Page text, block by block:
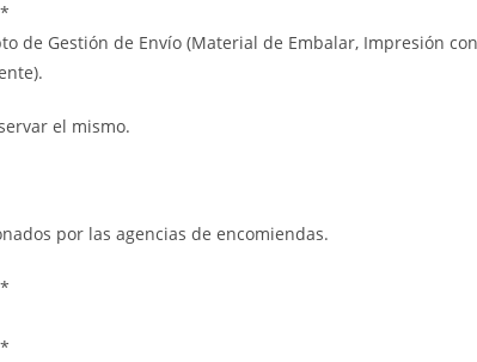
de Gestión de Envío (Material de Embalar, Impresión
el mismo.
por las agencias de encomiendas.